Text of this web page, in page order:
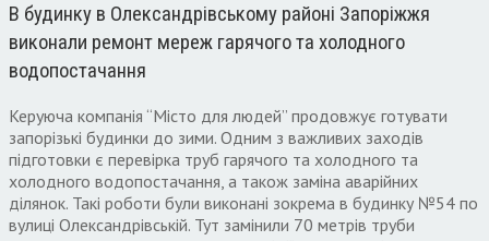
В будинку в Олександрівському районі Запоріжжя
виконали ремонт мереж гарячого та холодного
водопостачання
Керуюча компанія “Місто для людей” продовжує готувати
запорізькі будинки до зими. Одним з важливих заходів
підготовки є перевірка труб гарячого та холодного та
холодного водопостачання, а також заміна аварійних
ділянок. Такі роботи були виконані зокрема в будинку №54 по
вулиці Олександрівській. Тут замінили 70 метрів труби